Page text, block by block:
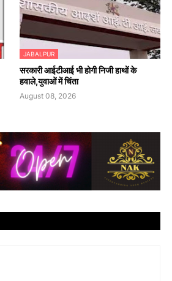
JABALPUR
सरकारी आईटीआई भी होगी निजी हाथों के
हवाले,युवाओं में चिंता
August 08, 2026